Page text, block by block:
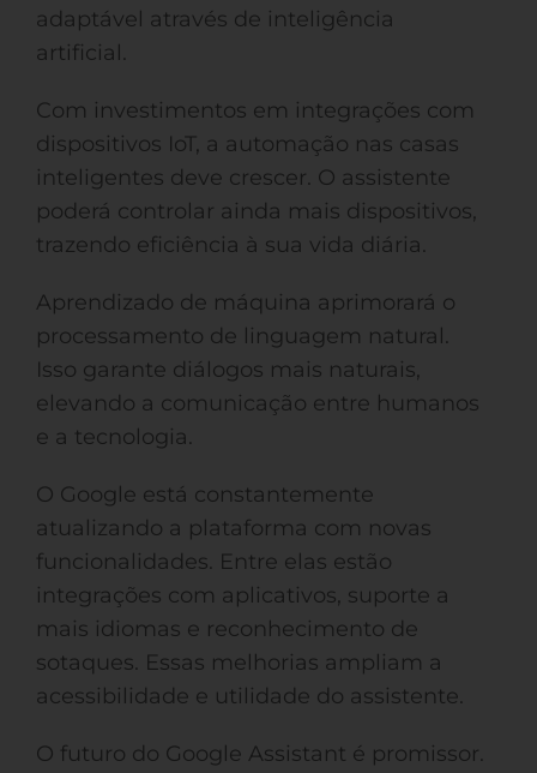
adaptável através de inteligência
artificial.
Com investimentos em integrações com
dispositivos IoT, a automação nas casas
inteligentes deve crescer. O assistente
poderá controlar ainda mais dispositivos,
trazendo eficiência à sua vida diária.
Aprendizado de máquina aprimorará o
processamento de linguagem natural.
Isso garante diálogos mais naturais,
elevando a comunicação entre humanos
e a tecnologia.
O Google está constantemente
atualizando a plataforma com novas
funcionalidades. Entre elas estão
integrações com aplicativos, suporte a
mais idiomas e reconhecimento de
sotaques. Essas melhorias ampliam a
acessibilidade e utilidade do assistente.
O futuro do Google Assistant é promissor.